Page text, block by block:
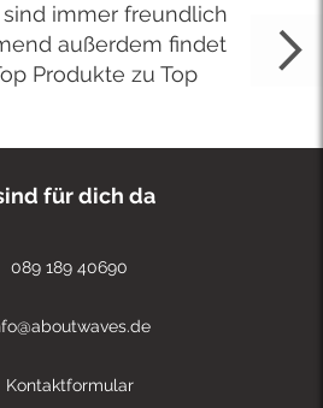
immer freundlich
außerdem findet
Produkte zu Top
für dich da
089 189 40690
Kontaktformular